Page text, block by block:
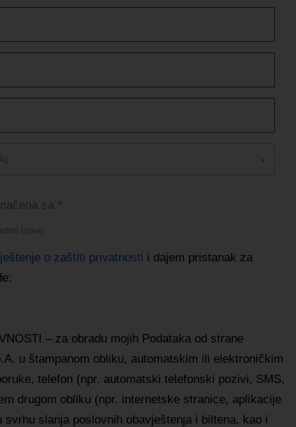
sa *.
izjave
o zaštiti privatnosti i dajem pristanak za
– za obradu mojih Podataka od strane
u štampanom obliku, automatskim ili elektroničkim
telefon (npr. automatski telefonski pozivi, SMS,
drugom obliku (npr. internetske stranice, aplikacije
svrhu slanja poslovnih obavještenja i biltena, kao i